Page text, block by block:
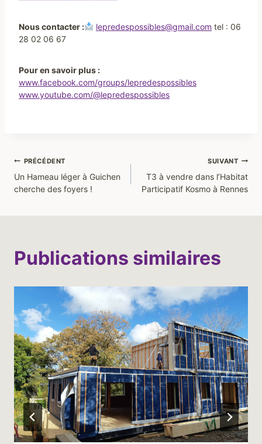
Nous contacter : lepredespossibles@gmail.com tel : 06
28 02 06 67
Pour en savoir plus :
www.facebook.com/groups/lepredespossibles
www.youtube.com/@lepredespossibles
Navigation
de
PRÉCÉDENT
Un Hameau léger à Guichen
cherche des foyers !
SUIVANT
T3 à vendre dans l’Habitat
Participatif Kosmo à Rennes
Publications similaires